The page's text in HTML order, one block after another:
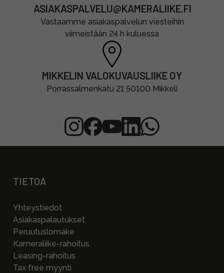
ASIAKASPALVELU@KAMERALIIKE.FI
Vastaamme asiakaspalvelun viesteihin
viimeistään 24 h kuluessa
MIKKELIN VALOKUVAUSLIIKE OY
Porrassalmenkatu 21 50100 Mikkeli
TIETOA
Yhteystiedot
Asiakaspalautukset
Peruutuslomake
Kameraliike-rahoitus
Leasing-rahoitus
Tax free myynti